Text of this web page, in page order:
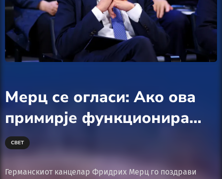
Мерц се огласи: Ако ова
примирје функционира…
СВЕТ
Германскиот канцелар Фридрих Мерц го поздрави